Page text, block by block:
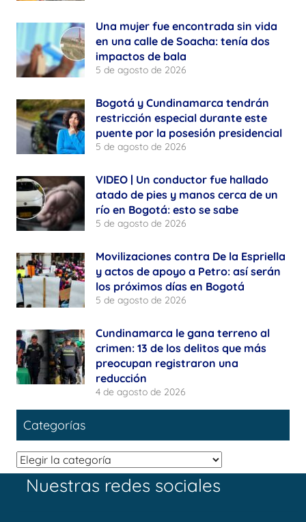
Una mujer fue encontrada sin vida
en una calle de Soacha: tenía dos
impactos de bala
5 de agosto de 2026
Bogotá y Cundinamarca tendrán
restricción especial durante este
puente por la posesión presidencial
5 de agosto de 2026
VIDEO | Un conductor fue hallado
atado de pies y manos cerca de un
río en Bogotá: esto se sabe
5 de agosto de 2026
Movilizaciones contra De la Espriella
y actos de apoyo a Petro: así serán
los próximos días en Bogotá
5 de agosto de 2026
Cundinamarca le gana terreno al
crimen: 13 de los delitos que más
preocupan registraron una
reducción
4 de agosto de 2026
Categorías
Categorías
Nuestras redes sociales